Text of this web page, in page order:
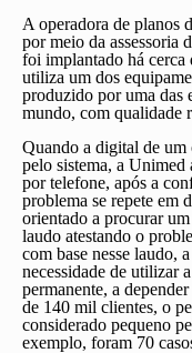
A operadora de planos
por meio da assessoria
foi implantado há cerca
utiliza um dos
produzido por uma das
mundo, com qualidade
Quando a digital de um
pelo sistema, a
por telefone, após a
problema se repete em
orientado a procurar
laudo atestando o
com base nesse laudo,
necessidade de utilizar
permanente, a
de 140 mil clientes, o
considerado pequeno
exemplo, foram 70